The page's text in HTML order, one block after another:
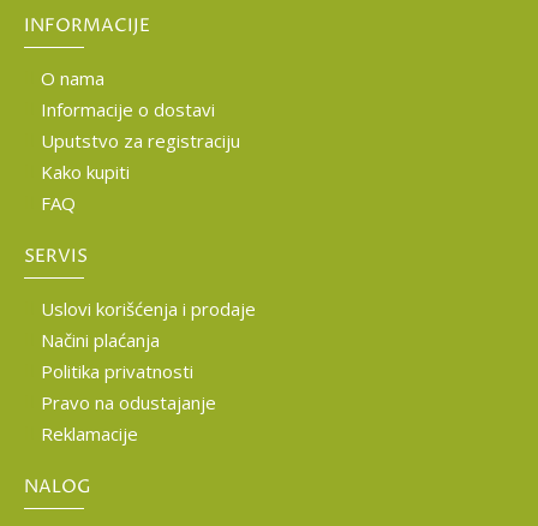
INFORMACIJE
O nama
Informacije o dostavi
Uputstvo za registraciju
Kako kupiti
FAQ
SERVIS
Uslovi korišćenja i prodaje
Načini plaćanja
Politika privatnosti
Pravo na odustajanje
Reklamacije
NALOG